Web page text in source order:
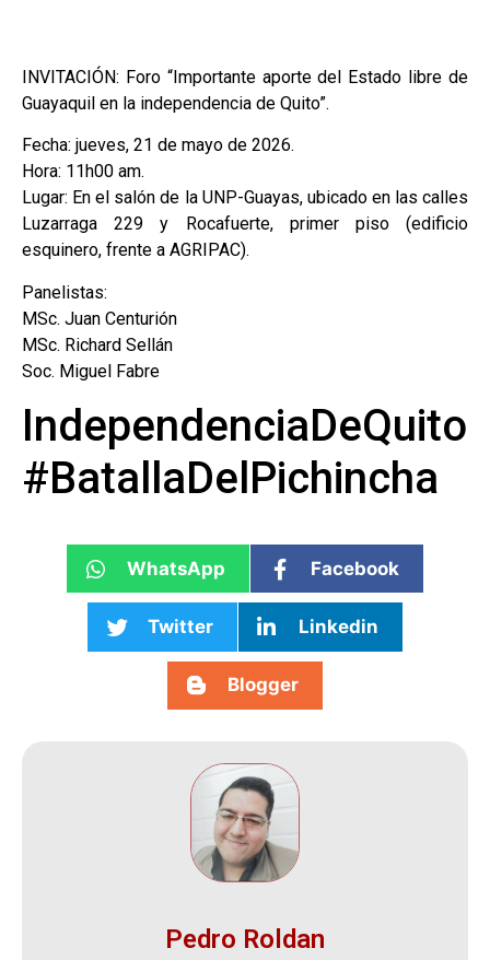
INVITACIÓN: Foro “Importante aporte del Estado libre de
Guayaquil en la independencia de Quito”.
Fecha: jueves, 21 de mayo de 2026.
Hora: 11h00 am.
Lugar: En el salón de la UNP-Guayas, ubicado en las calles
Luzarraga 229 y Rocafuerte, primer piso (edificio
esquinero, frente a AGRIPAC).
Panelistas:
MSc. Juan Centurión
MSc. Richard Sellán
Soc. Miguel Fabre
IndependenciaDeQuito
#BatallaDelPichincha
WhatsApp Facebook
Twitter Linkedin
Blogger
Pedro Roldan